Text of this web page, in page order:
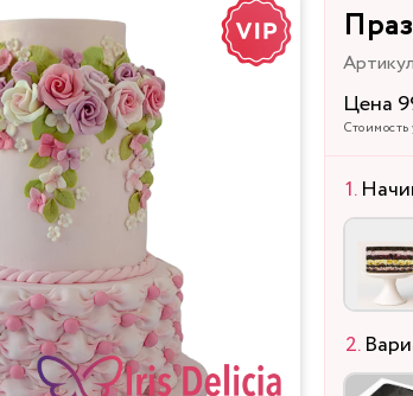
Цена
Стоимость